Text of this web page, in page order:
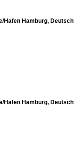
Hafen Hamburg,
Hafen Hamburg,